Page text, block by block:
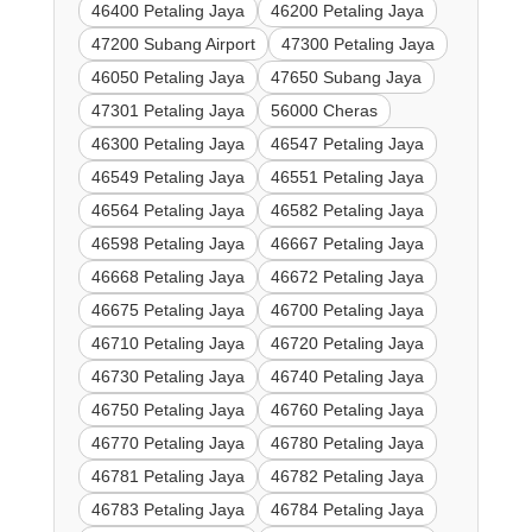
46400 Petaling Jaya
46200 Petaling Jaya
47200 Subang Airport
47300 Petaling Jaya
46050 Petaling Jaya
47650 Subang Jaya
47301 Petaling Jaya
56000 Cheras
46300 Petaling Jaya
46547 Petaling Jaya
46549 Petaling Jaya
46551 Petaling Jaya
46564 Petaling Jaya
46582 Petaling Jaya
46598 Petaling Jaya
46667 Petaling Jaya
46668 Petaling Jaya
46672 Petaling Jaya
46675 Petaling Jaya
46700 Petaling Jaya
46710 Petaling Jaya
46720 Petaling Jaya
46730 Petaling Jaya
46740 Petaling Jaya
46750 Petaling Jaya
46760 Petaling Jaya
46770 Petaling Jaya
46780 Petaling Jaya
46781 Petaling Jaya
46782 Petaling Jaya
46783 Petaling Jaya
46784 Petaling Jaya